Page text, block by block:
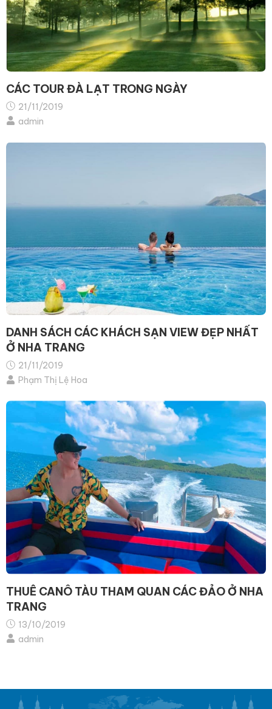
CÁC TOUR ĐÀ LẠT TRONG NGÀY
21/11/2019
admin
DANH SÁCH CÁC KHÁCH SẠN VIEW ĐẸP NHẤT
Ở NHA TRANG
21/11/2019
Phạm Thị Lệ Hoa
THUÊ CANÔ TÀU THAM QUAN CÁC ĐẢO Ở NHA
TRANG
13/10/2019
admin